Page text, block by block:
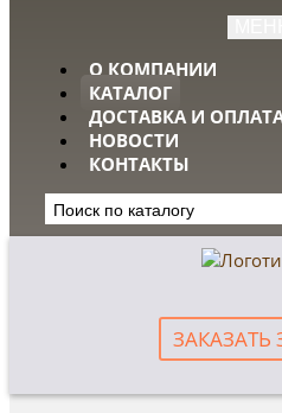
О КОМПАНИИ
КАТАЛОГ
ДОСТАВКА И
НОВОСТИ
КОНТАКТЫ
ЗАКАЗАТЬ